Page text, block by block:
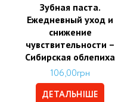
Зубная паста.
Ежедневный уход и
снижение
чувствительности –
Сибирская облепиха
106,00грн
ДЕТАЛЬНІШЕ